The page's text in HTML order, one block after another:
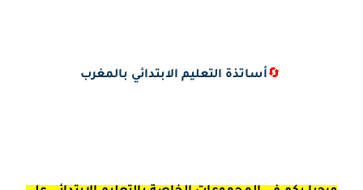
🔄أساتذة التعليم الابتدائي بالمغرب